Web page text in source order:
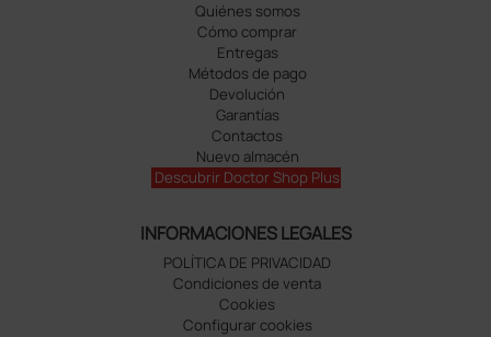
Quiénes somos
Cómo comprar
Entregas
Métodos de pago
Devolución
Garantías
Contactos
Nuevo almacén
Descubrir Doctor Shop Plus
INFORMACIONES LEGALES
POLÍTICA DE PRIVACIDAD
Condiciones de venta
Cookies
Configurar cookies